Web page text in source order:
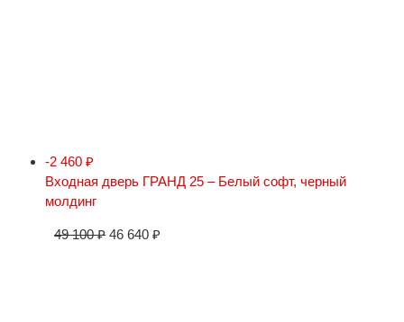
-2 460 ₽
Входная дверь ГРАНД 25 – Белый софт, черный
молдинг
49 100₽ 46 640 ₽